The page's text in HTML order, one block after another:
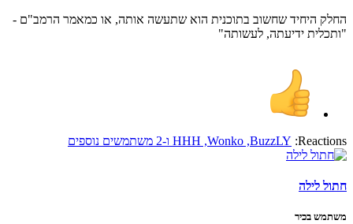
החלק היחיד שחשוב בתוכנית הוא שתעשה אותה, או כמאמר הרמב"ם -
"ותכלית ידיעתה, לעשותה"
Reactions:
BuzzLY
,
Wonko
,
HHH ו-2 משתמשים נוספים
חתול לילה
משתמש בכיר